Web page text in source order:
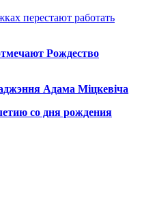
перестают работать
Рождество
Адама Міцкевіча
со дня рождения